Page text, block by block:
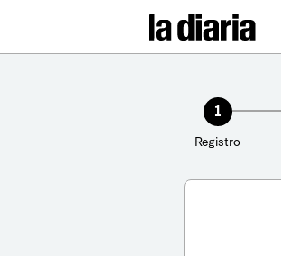
1
Registro